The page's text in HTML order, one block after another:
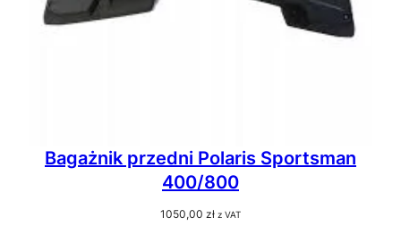
Bagażnik przedni Polaris Sportsman
400/800
1050,00 zł z VAT